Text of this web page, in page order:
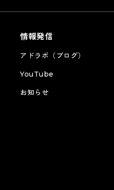
情報発信
アドラボ（ブログ）
YouTube
お知らせ